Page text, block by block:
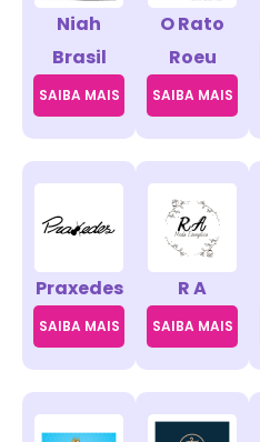
Niah
Brasil
SAIBA MAIS
O Rato
Roeu
SAIBA MAIS
Praxedes
SAIBA MAIS
R A
SAIBA MAIS